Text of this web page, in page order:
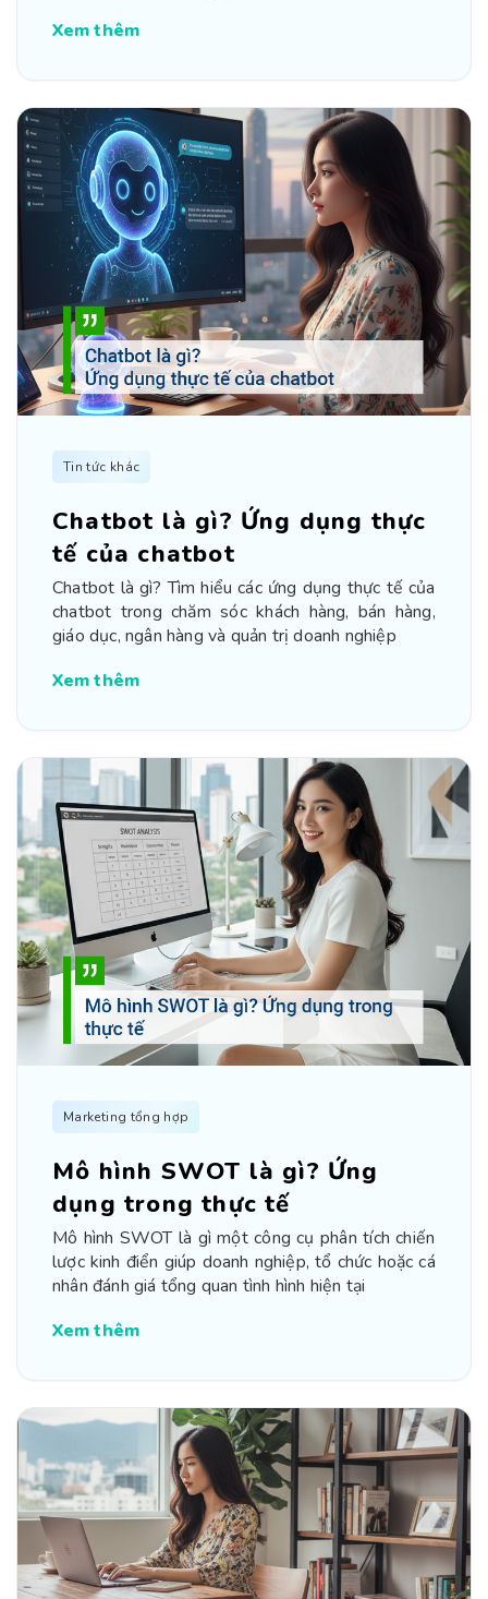
Xem thêm
Tin tức khác
Chatbot là gì? Ứng dụng thực
tế của chatbot
Chatbot là gì? Tìm hiểu các ứng dụng thực tế của
chatbot trong chăm sóc khách hàng, bán hàng,
giáo dục, ngân hàng và quản trị doanh nghiệp
Xem thêm
Marketing tổng hợp
Mô hình SWOT là gì? Ứng
dụng trong thực tế
Mô hình SWOT là gì một công cụ phân tích chiến
lược kinh điển giúp doanh nghiệp, tổ chức hoặc cá
nhân đánh giá tổng quan tình hình hiện tại
Xem thêm